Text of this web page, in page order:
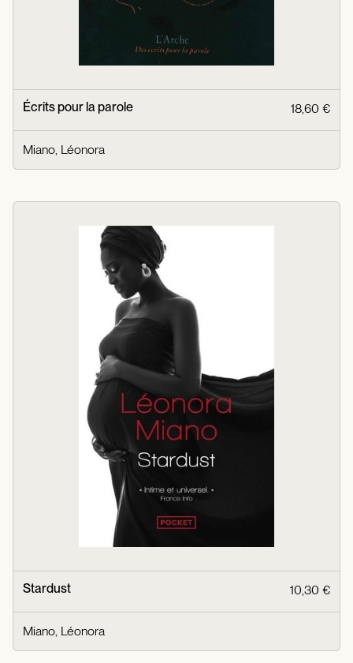
Écrits pour la parole 18,60 €
Miano, Léonora
Stardust 10,30 €
Miano, Léonora